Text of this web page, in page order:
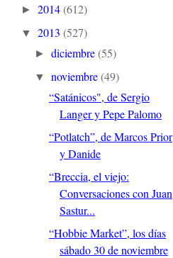
► 2014(612)
▼ 2013 (527)
►diciembre(55)
▼noviembre(49)
“Satánicos", de Sergio
Langer y Pepe Palomo
“Potlatch”, de Marcos Prior
y Danide
“Breccia, el viejo:
Conversaciones con Juan
Sastur...
“Hobbie Market”, los días
sábado 30 de noviembre